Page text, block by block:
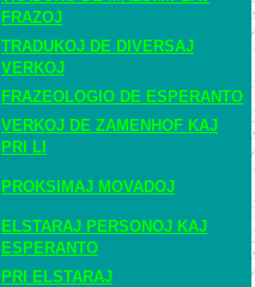
FRAZOJ
TRADUKOJ DE DIVERSAJ
VERKOJ
FRAZEOLOGIO DE ESPERANTO
VERKOJ DE ZAMENHOF KAJ
PRI LI
PROKSIMAJ MOVADOJ
ELSTARAJ PERSONOJ KAJ
ESPERANTO
PRI ELSTARAJ